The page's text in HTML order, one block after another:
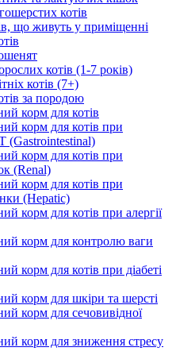
котів
що живуть у приміщенні
котів (1-7 років)
котів (7+)
за породою
корм для котів
корм для котів при
корм для котів при
(Renal)
корм для котів при
(Hepatic)
корм для котів при алергії
корм для контролю ваги
корм для котів при діабеті
корм для шкіри та шерсті
корм для сечовивідної
корм для зниження стресу